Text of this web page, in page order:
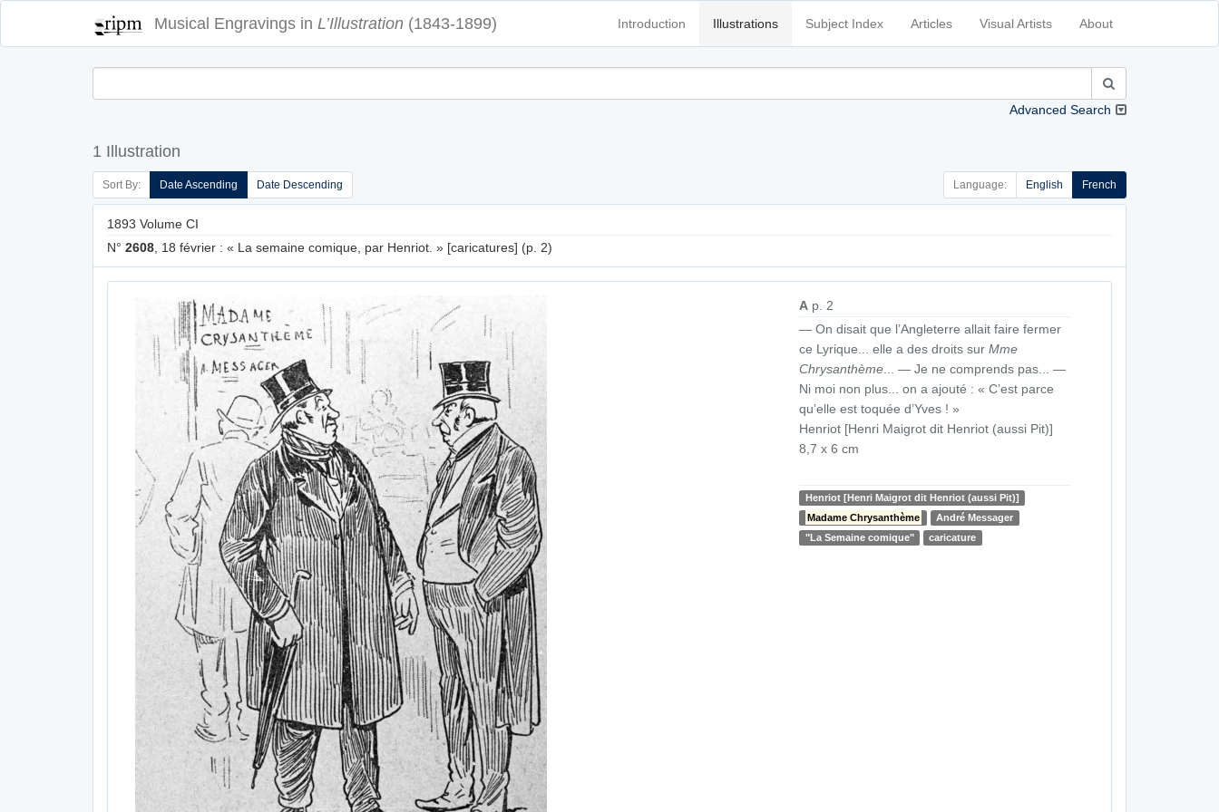
Musical Engravings in L’Illustration (1843-1899) Introduction Illustrations Subject Index Articles Visual Artists About
Advanced Search
1 Illustration
Sort By: Date Ascending Date Descending Language: English French
1893 Volume CI
N° 2608 , 18 février : « La semaine comique, par Henriot. » [caricatures] (p. 2)
A p. 2
— On disait que l’Angleterre allait faire fermer
ce Lyrique... elle a des droits surMme
Chrysanthème ... — Je ne comprends pas... —
Ni moi non plus... on a ajouté : « C’est parce
qu’elle est toquée d’Yves ! »
Henriot [Henri Maigrot dit Henriot (aussi Pit)]
8,7 x 6 cm
Henriot [Henri Maigrot dit Henriot (aussi Pit)]
Madame Chrysanthème
André Messager
"La Semaine comique"
caricature